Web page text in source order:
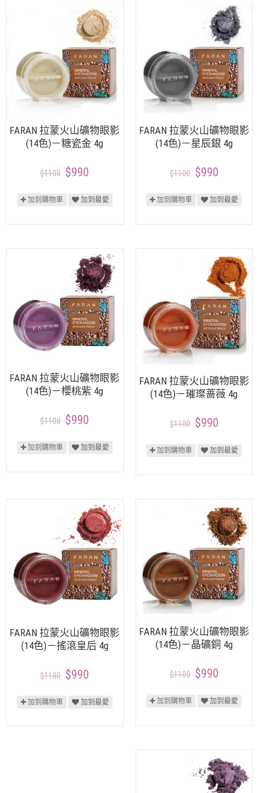
FARAN 拉蒙火山礦物眼影
(14色)－糖瓷金 4g
$1100 $990
加到購物車 加到最愛
FARAN 拉蒙火山礦物眼影
(14色)－星辰銀 4g
$1100 $990
加到購物車 加到最愛
FARAN 拉蒙火山礦物眼影
(14色)－櫻桃紫 4g
$1100 $990
加到購物車 加到最愛
FARAN 拉蒙火山礦物眼影
(14色)－璀璨蔷薇 4g
$1100 $990
加到購物車 加到最愛
FARAN 拉蒙火山礦物眼影
(14色)－搖滾皇后 4g
$1100 $990
加到購物車 加到最愛
FARAN 拉蒙火山礦物眼影
(14色)－晶礦銅 4g
$1100 $990
加到購物車 加到最愛